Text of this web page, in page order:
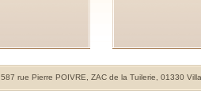
587 rue Pierre POIVRE, ZAC de la Tuilerie, 01330